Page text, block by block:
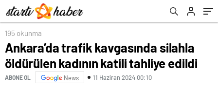
195 okunma
Ankara’da trafik kavgasında silahla
öldürülen kadının katili tahliye edildi
ABONE OL News 11 Haziran 2024 00:10